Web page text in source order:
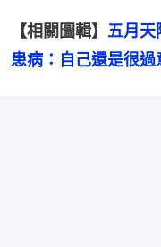
【相關圖輯】 五月天
患病：自己還是很